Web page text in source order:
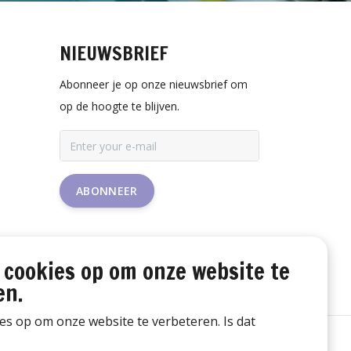
NIEUWSBRIEF
Abonneer je op onze nieuwsbrief om
op de hoogte te blijven.
ABONNEER
op om onze website te
op om onze website te verbeteren. Is dat